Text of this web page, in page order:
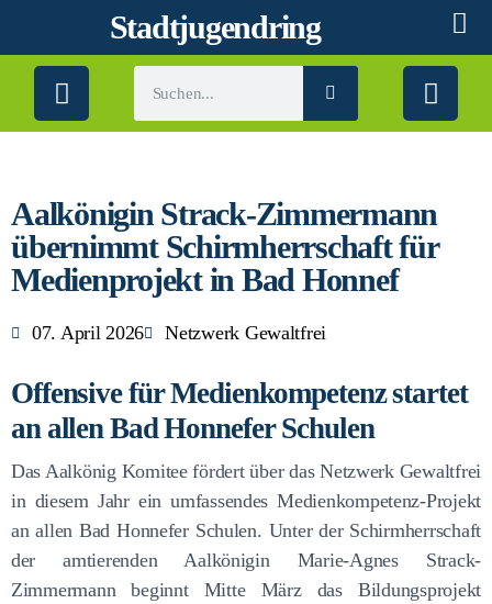
Stadtjugendring
Aalkönigin Strack-Zimmermann
übernimmt Schirmherrschaft für
Medienprojekt in Bad Honnef
07. April 2026 Netzwerk Gewaltfrei
Offensive für Medienkompetenz startet
an allen Bad Honnefer Schulen
Das Aalkönig Komitee fördert über das Netzwerk Gewaltfrei
in diesem Jahr ein umfassendes Medienkompetenz-Projekt
an allen Bad Honnefer Schulen. Unter der Schirmherrschaft
der amtierenden Aalkönigin Marie-Agnes Strack-
Zimmermann beginnt Mitte März das Bildungsprojekt